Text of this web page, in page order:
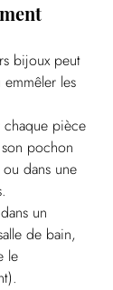
bijoux peut
les
chaque pièce
pochon
dans une
un
de bain,
le